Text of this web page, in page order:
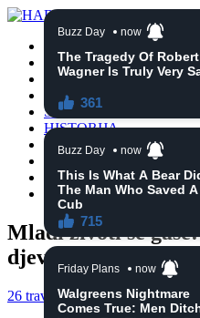
VIJESTI
BIH
TURSKA
SVIJET
HISTORIJA
RELIGIJA
ZANIMLJIVOSTI
CRNA HRONIKA
OBAVIJESTI
Mladi životi se
djevojčice
26 travnja, 2021 haberhana